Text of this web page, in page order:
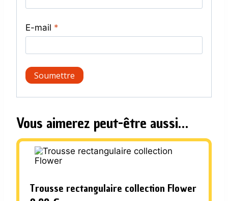
E-mail *
Vous aimerez peut-être aussi…
Trousse rectangulaire collection Flower